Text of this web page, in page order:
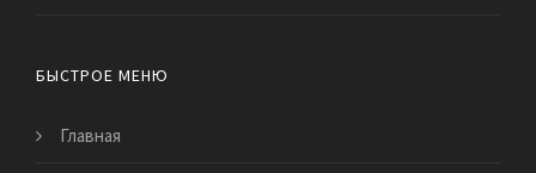
БЫСТРОЕ МЕНЮ
Главная